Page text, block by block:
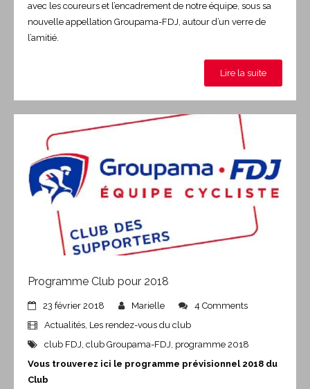
avec les coureurs et l’encadrement de notre équipe, sous sa
nouvelle appellation Groupama-FDJ, autour d’un verre de
l’amitié.
Lire la suite
Programme Club pour 2018
23 février 2018 Marielle
4 Comments
Actualités, Les rendez-vous du club
club FDJ, club Groupama-FDJ, programme 2018
Vous trouverez ici le programme prévisionnel 2018 du
Club